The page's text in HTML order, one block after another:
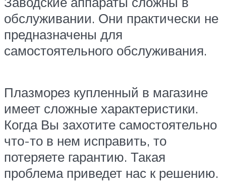
обслуживании. Они практически не
предназначены для
самостоятельного обслуживания.
Плазморез купленный в магазине
имеет сложные характеристики.
Когда Вы захотите самостоятельно
что-то в нем исправить, то
потеряете гарантию. Такая
проблема приведет нас к решению.